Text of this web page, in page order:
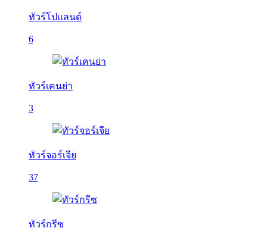
ทัวร์โปแลนด์
6
ทัวร์เคนย่า
3
ทัวร์จอร์เจีย
37
ทัวร์กรีซ